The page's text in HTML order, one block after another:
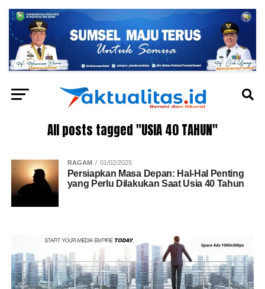
All posts tagged "USIA 40 TAHUN"
RAGAM 01/02/2025
Persiapkan Masa Depan: Hal-Hal Penting
yang Perlu Dilakukan Saat Usia 40 Tahun